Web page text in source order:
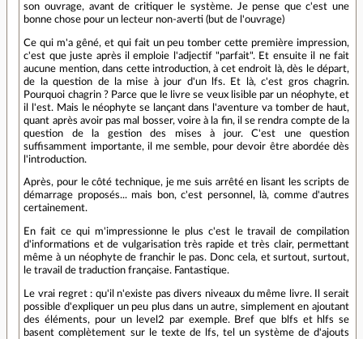
son ouvrage, avant de critiquer le système. Je pense que c'est une
bonne chose pour un lecteur non-averti (but de l'ouvrage)
Ce qui m'a gêné, et qui fait un peu tomber cette première impression,
c'est que juste après il emploie l'adjectif "parfait". Et ensuite il ne fait
aucune mention, dans cette introduction, à cet endroit là, dès le départ,
de la question de la mise à jour d'un lfs. Et là, c'est gros chagrin.
Pourquoi chagrin ? Parce que le livre se veux lisible par un néophyte, et
il l'est. Mais le néophyte se lançant dans l'aventure va tomber de haut,
quant après avoir pas mal bosser, voire à la fin, il se rendra compte de la
question de la gestion des mises à jour. C'est une question
suffisamment importante, il me semble, pour devoir être abordée dès
l'introduction.
Après, pour le côté technique, je me suis arrêté en lisant les scripts de
démarrage proposés... mais bon, c'est personnel, là, comme d'autres
certainement.
En fait ce qui m'impressionne le plus c'est le travail de compilation
d'informations et de vulgarisation très rapide et très clair, permettant
même à un néophyte de franchir le pas. Donc cela, et surtout, surtout,
le travail de traduction française. Fantastique.
Le vrai regret : qu'il n'existe pas divers niveaux du même livre. Il serait
possible d'expliquer un peu plus dans un autre, simplement en ajoutant
des éléments, pour un level2 par exemple. Bref que blfs et hlfs se
basent complètement sur le texte de lfs, tel un système de d'ajouts